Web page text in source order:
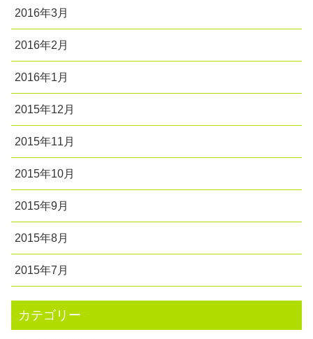
2016年3月
2016年2月
2016年1月
2015年12月
2015年11月
2015年10月
2015年9月
2015年8月
2015年7月
カテゴリー